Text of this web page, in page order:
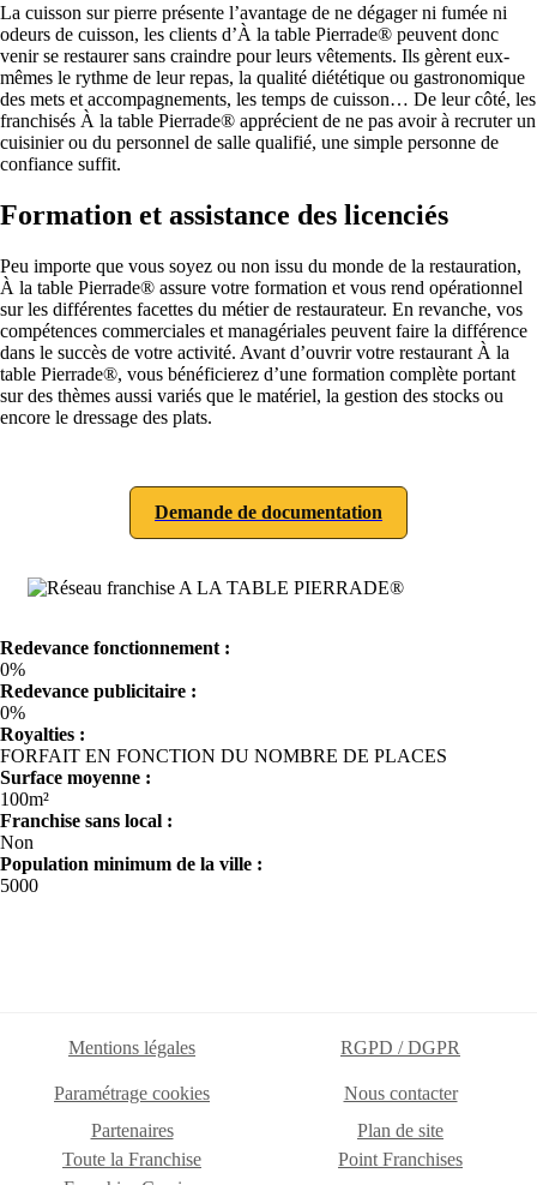
La cuisson sur pierre présente l’avantage de ne dégager ni fumée ni
odeurs de cuisson, les clients d’À la table Pierrade® peuvent donc
venir se restaurer sans craindre pour leurs vêtements. Ils gèrent eux-
mêmes le rythme de leur repas, la qualité diététique ou gastronomique
des mets et accompagnements, les temps de cuisson… De leur côté, les
franchisés À la table Pierrade® apprécient de ne pas avoir à recruter un
cuisinier ou du personnel de salle qualifié, une simple personne de
confiance suffit.
Formation et assistance des licenciés
Peu importe que vous soyez ou non issu du monde de la restauration,
À la table Pierrade® assure votre formation et vous rend opérationnel
sur les différentes facettes du métier de restaurateur. En revanche, vos
compétences commerciales et managériales peuvent faire la différence
dans le succès de votre activité. Avant d’ouvrir votre restaurant À la
table Pierrade®, vous bénéficierez d’une formation complète portant
sur des thèmes aussi variés que le matériel, la gestion des stocks ou
encore le dressage des plats.
Demande de documentation
Redevance fonctionnement :
0%
Redevance publicitaire :
0%
Royalties :
FORFAIT EN FONCTION DU NOMBRE DE PLACES
Surface moyenne :
100m²
Franchise sans local :
Non
Population minimum de la ville :
5000
Mentions légales RGPD / DGPR
Paramétrage cookies
Nous contacter
Partenaires
Plan de site
Toute la Franchise
Point Franchises